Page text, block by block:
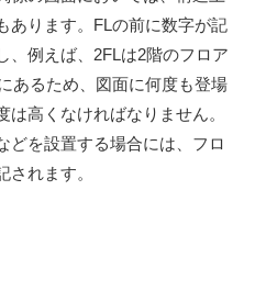
あります。FLの前に数字が記
、例えば、2FLは2階のフロア
あるため、図面に何度も登場
高くなければなりません。
どを設置する場合には、フロ
れます。